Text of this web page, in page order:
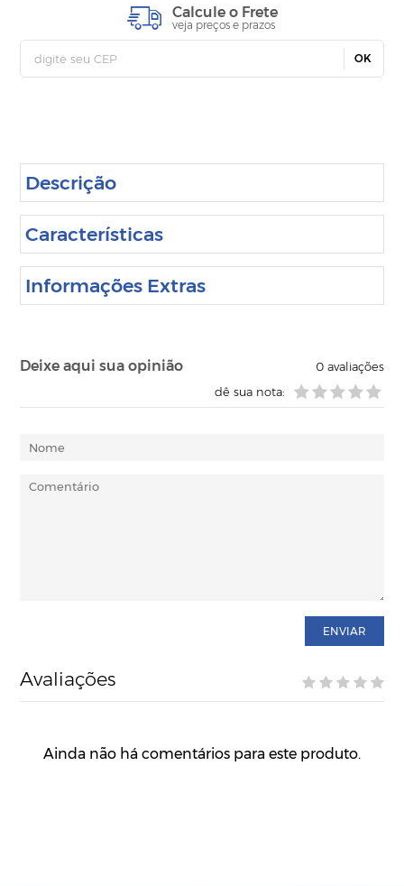
Calcule o Frete
veja preços e prazos
OK
Descrição
Características
Informações Extras
Deixe aqui sua opinião 0avaliações
dê sua nota:
ENVIAR
Avaliações
Ainda não há comentários para este produto.